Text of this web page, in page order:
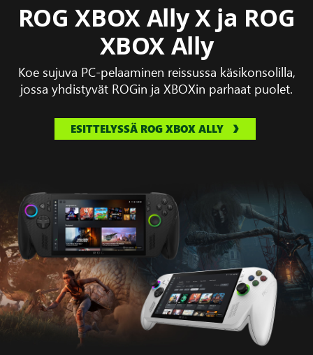
ROG XBOX Ally X ja ROG
XBOX Ally
Koe sujuva PC-pelaaminen reissussa käsikonsolilla,
jossa yhdistyvät ROGin ja XBOXin parhaat puolet.
ESITTELYSSÄ ROG XBOX ALLY